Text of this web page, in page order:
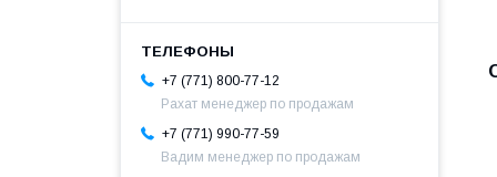
+7 (771) 800-77-12
Рахат менеджер по продажам
+7 (771) 990-77-59
Вадим менеджер по продажам